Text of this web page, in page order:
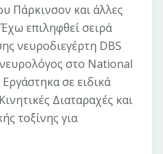
Πάρκινσον και άλλες
επιληφθεί σειρά
νευροδιεγέρτη DBS
στο National
σε ειδικά
Διαταραχές και
τοξίνης για